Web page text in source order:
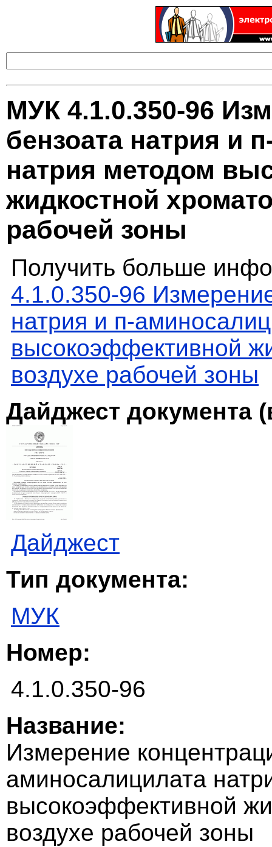
МУК 4.1.0.350-96
бензоата натрия и
натрия методом
жидкостной
рабочей зоны
Получить больше
4.1.0.350-96
натрия и п-
высокоэффективной
воздухе рабочей зоны
Дайджест документа
Дайджест
Тип документа:
МУК
Номер:
4.1.0.350-96
Название:
Измерение
аминосалицилата
высокоэффективной
воздухе рабочей зоны